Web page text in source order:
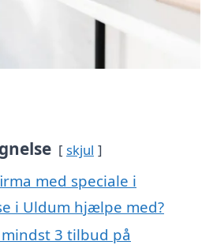
skjul
med speciale i
i Uldum hjælpe med?
3 tilbud på